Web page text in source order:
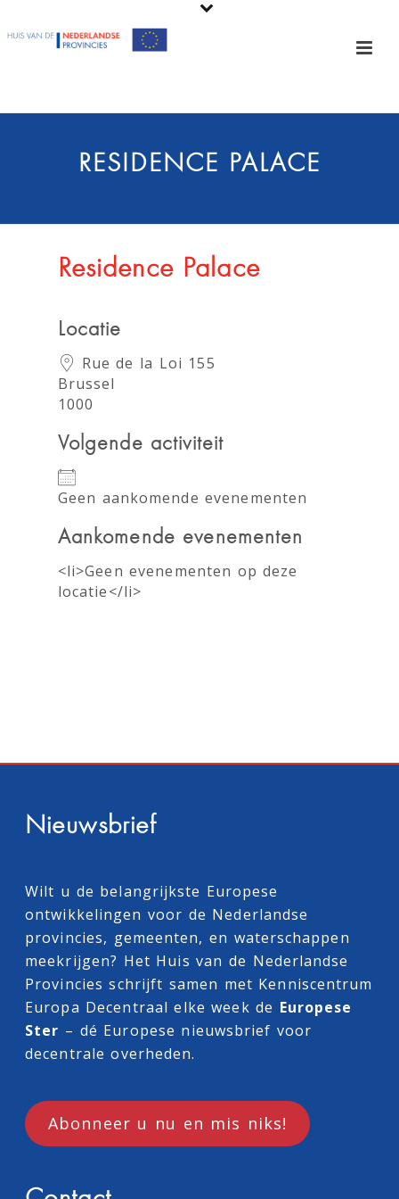
RESIDENCE PALACE
Residence Palace
Locatie
Rue de la Loi 155
Brussel
1000
Volgende activiteit
Geen aankomende evenementen
Aankomende evenementen
<li>Geen evenementen op deze
locatie</li>
Nieuwsbrief
Wilt u de belangrijkste Europese
ontwikkelingen voor de Nederlandse
provincies, gemeenten, en waterschappen
meekrijgen? Het Huis van de Nederlandse
Provincies schrijft samen met Kenniscentrum
Europa Decentraal elke week de Europese
Ster – dé Europese nieuwsbrief voor
decentrale overheden.
Abonneer u nu en mis niks!